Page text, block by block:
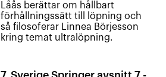
Låås berättar om hållbart
förhållningssätt till löpning och
så filosoferar Linnea Börjesson
kring temat ultralöpning.